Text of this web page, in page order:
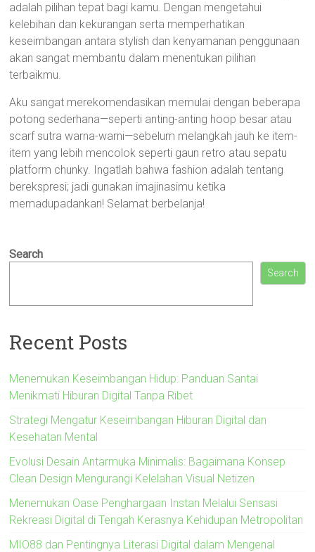
adalah pilihan tepat bagi kamu. Dengan mengetahui
kelebihan dan kekurangan serta memperhatikan
keseimbangan antara stylish dan kenyamanan penggunaan
akan sangat membantu dalam menentukan pilihan
terbaikmu.
Aku sangat merekomendasikan memulai dengan beberapa
potong sederhana—seperti anting-anting hoop besar atau
scarf sutra warna-warni—sebelum melangkah jauh ke item-
item yang lebih mencolok seperti gaun retro atau sepatu
platform chunky. Ingatlah bahwa fashion adalah tentang
berekspresi; jadi gunakan imajinasimu ketika
memadupadankan! Selamat berbelanja!
Search
Search
Recent Posts
Menemukan Keseimbangan Hidup: Panduan Santai
Menikmati Hiburan Digital Tanpa Ribet
Strategi Mengatur Keseimbangan Hiburan Digital dan
Kesehatan Mental
Evolusi Desain Antarmuka Minimalis: Bagaimana Konsep
Clean Design Mengurangi Kelelahan Visual Netizen
Menemukan Oase Penghargaan Instan Melalui Sensasi
Rekreasi Digital di Tengah Kerasnya Kehidupan Metropolitan
MIO88 dan Pentingnya Literasi Digital dalam Mengenal